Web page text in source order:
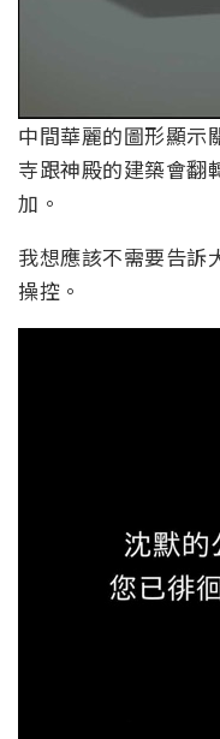
中間華麗的圖形顯示
寺跟神殿的建築會翻
加。
我想應該不需要告訴
操控。